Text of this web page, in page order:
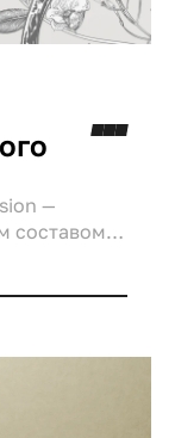
—
составом.
и